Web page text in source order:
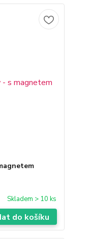
Skladem > 10 ks
do košíku